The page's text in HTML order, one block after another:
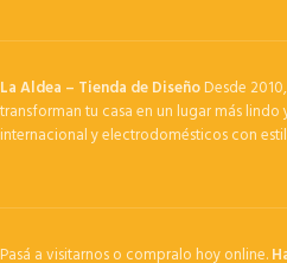
La Aldea – Tienda de DiseñoDesde
transforman tu casa en un lugar más
internacional y electrodomésticos con
Pasá a visitarnos o compralo hoy online.